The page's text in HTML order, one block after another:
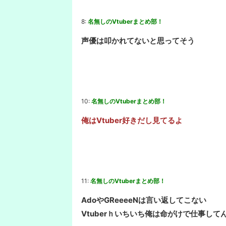
8: 名無しのVtuberまとめ部！
声優は叩かれてないと思ってそう
10: 名無しのVtuberまとめ部！
俺はVtuber好きだし見てるよ
11: 名無しのVtuberまとめ部！
AdoやGReeeeNは言い返してこない
Vtuberｈいちいち俺は命がけで仕事して